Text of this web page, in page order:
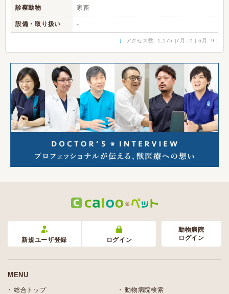
診察動物 家畜
設備・取り扱い -
↓ アクセス数: 1,175 [7月: 2 | 6月: 9 ]
新規ユーザ登録 ログイン
動物病院
ログイン
MENU
総合トップ 動物病院検索